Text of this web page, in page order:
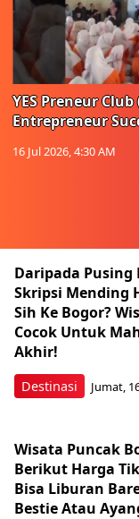
YES Preneur
Entrepreneur
16 Jul 2026, 4:30 AM
Destinasi
Daripada
Skripsi Mending
Sih Ke Bogor?
Cocok Untuk
Akhir!
Jumat,
Wisata Puncak
Berikut Harga
Bisa Liburan
Bestie Atau